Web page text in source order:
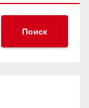
Поиск